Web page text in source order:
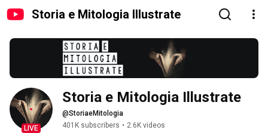
Storia e Mitologia Illustrate
LIVE
Storia e Mitologia Illustrate
@StoriaeMitologia
401K subscribers • 2.6K videos